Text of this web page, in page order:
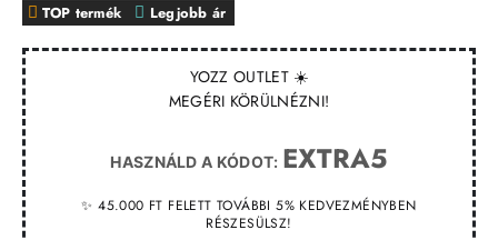
YOZZ OUTLET ☀️
MEGÉRI KÖRÜLNÉZNI!
HASZNÁLD A KÓDOT: EXTRA5
✨ 45.000 FT FELETT TOVÁBBI 5% KEDVEZMÉNYBEN
RÉSZESÜLSZ!
TOP termék Legjobb ár